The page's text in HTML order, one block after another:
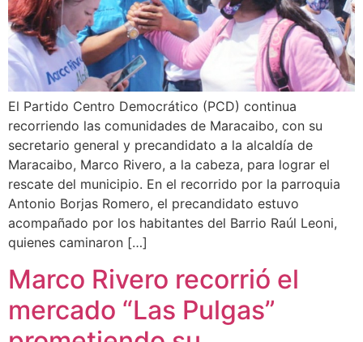
El Partido Centro Democrático (PCD) continua
recorriendo las comunidades de Maracaibo, con su
secretario general y precandidato a la alcaldía de
Maracaibo, Marco Rivero, a la cabeza, para lograr el
rescate del municipio. En el recorrido por la parroquia
Antonio Borjas Romero, el precandidato estuvo
acompañado por los habitantes del Barrio Raúl Leoni,
quienes caminaron […]
Marco Rivero recorrió el
mercado “Las Pulgas”